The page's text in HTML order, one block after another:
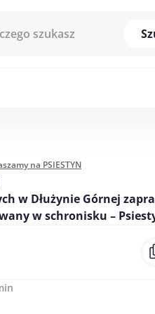
na PSIESTYN
w Dłużynie Górnej
w schronisku –